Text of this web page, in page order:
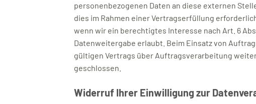
personenbezogenen Daten an diese externen
dies im Rahmen einer Vertragserfüllung
wenn wir ein berechtigtes Interesse nach Art. 6
Datenweitergabe erlaubt. Beim Einsatz von
gültigen Vertrags über Auftragsverarbeitung
geschlossen.
Widerruf Ihrer Einwilligung zur